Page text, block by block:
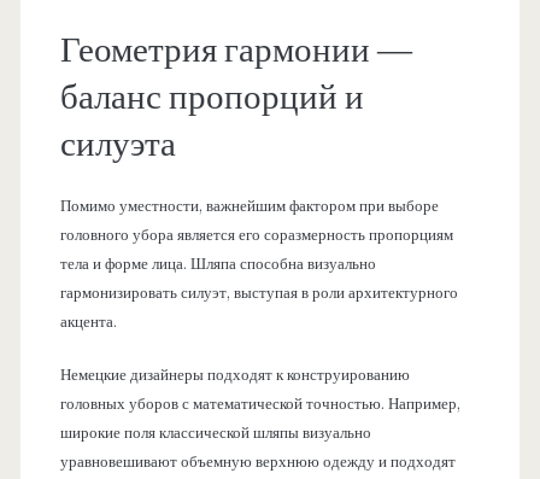
Геометрия гармонии —
баланс пропорций и
силуэта
Помимо уместности, важнейшим фактором при выборе
головного убора является его соразмерность пропорциям
тела и форме лица. Шляпа способна визуально
гармонизировать силуэт, выступая в роли архитектурного
акцента.
Немецкие дизайнеры подходят к конструированию
головных уборов с математической точностью. Например,
широкие поля классической шляпы визуально
уравновешивают объемную верхнюю одежду и подходят